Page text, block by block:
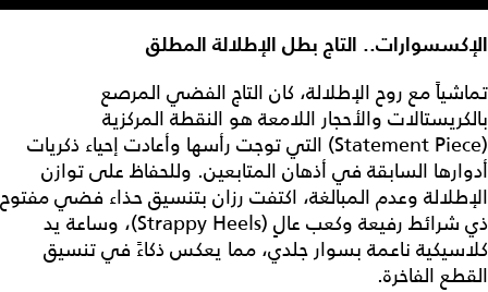
الإكسسوارات.. التاج بطل الإطلالة المطلق
تماشياً مع روح الإطلالة، كان التاج الفضي المرصع
بالكريستالات والأحجار اللامعة هو النقطة المركزية
(Statement Piece) التي توجت رأسها وأعادت إحياء ذكريات
أدوارها السابقة في أذهان المتابعين. وللحفاظ على توازن
الإطلالة وعدم المبالغة، اكتفت رزان بتنسيق حذاء فضي مفتوح
ذي شرائط رفيعة وكعب عالٍ (Strappy Heels)، وساعة يد
كلاسيكية ناعمة بسوار جلدي، مما يعكس ذكاءً في تنسيق
القطع الفاخرة.